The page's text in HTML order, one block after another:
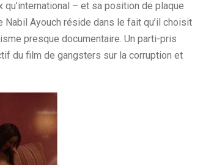
– et sa position de plaque
Ayouch réside dans le fait qu’il choisit
presque documentaire. Un parti-pris
du film de gangsters sur la corruption et